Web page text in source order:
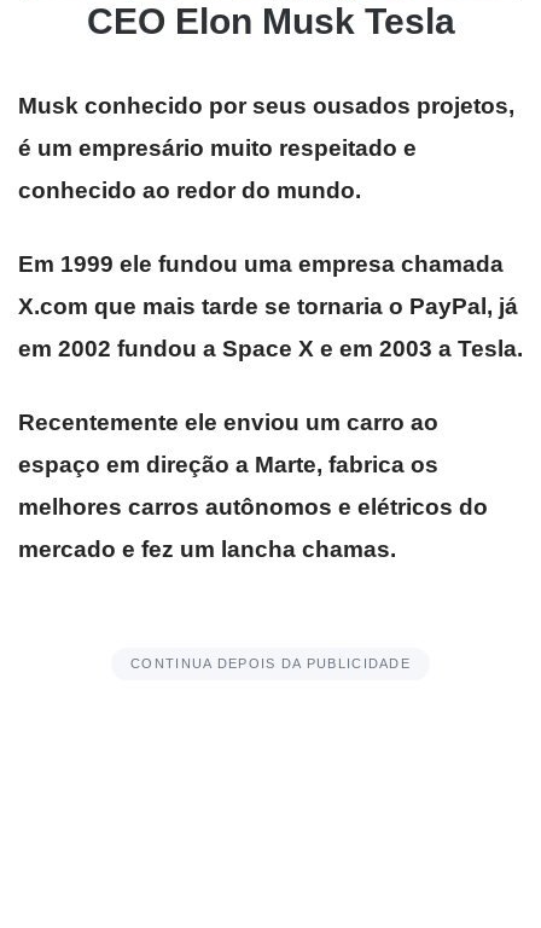
CEO Elon Musk Tesla
Musk conhecido por seus ousados projetos,
é um empresário muito respeitado e
conhecido ao redor do mundo.
Em 1999 ele fundou uma empresa chamada
X.com que mais tarde se tornaria o PayPal, já
em 2002 fundou a Space X e em 2003 a Tesla.
Recentemente ele enviou um carro ao
espaço em direção a Marte, fabrica os
melhores carros autônomos e elétricos do
mercado e fez um lancha chamas.
CONTINUA DEPOIS DA PUBLICIDADE